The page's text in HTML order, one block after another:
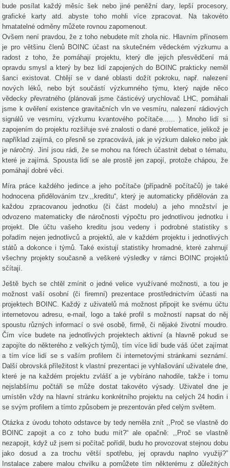
bude posílat každý měsíc šek nebo jiné peněžní dary, lepší procesory,
grafické karty atd. abyste toho mohli více zpracovat. Na takovéto
hmatatelné odměny můžete rovnou zapomenout.
Ovšem není pravdou, že z toho nebudete mít zhola nic. Hlavním přínosem
je pro většinu členů BOINC účast na skutečném vědeckém výzkumu a
radost z toho, že pomáhají projektu, který dle jejich přesvědčení má
opravdu smysl a který by bez lidí zapojených do BOINC prakticky neměl
šanci existovat. Chtějí se v dané oblasti dožít pokroku, např. nalezení
nových léků, nebo být součástí výzkumného týmu, který najde něco
vědecky převratného (plánovali jsme částicévý urychlovač LHC, pomáhali
jsme k ověření existence gravitačních vln ve vesmíru, nalezení rádiových
signálů ve vesmíru, výzkumu kvantového počítače...... ). Mnoho lidí si
zapojením do projektu rozšiřuje své znalosti o dané problematice, jelikož je
například zajímá, co přesně se zpracovává, jak je výzkum daleko nebo jak
je náročný. Jiní jsou rádi, že se mohou na fórech účastnit debat o tématu,
které je zajímá. Spousta lidí se ale prostě jen zapojí, protože chápou, že
pomáhají dobré věci.
Míra práce každého jedince a jeho počítače (případně počítačů) je také
hodnocena přidělováním tzv.,,kreditu“, který je automaticky přidělován za
každou zpracovanou jednotku (či část modelu) a jeho množství je
odvozeno matematicky dle náročnosti výpočtu pro jednotlivou jednotku i
projekt. Dle účtu vašeho kreditu jsou vedeny i podrobné statistiky s
pořadím nejen jednotlivců a projektů, ale v každém projektu i jednotlivých
států a dokonce i týmů. Také existují statistiky hromadné, které zahrnují
všechny projekty současně a veškeré výsledky v rámci BOINC projektů
sčítají.
Ještě bych se chtěl zmínit o jedné velice využívané možnosti, a tou je
možnost vaší osobní (či firemní) prezentace prostřednictvím účasti na
projektech BOINC. Každý z uživatelů má možnost připojit ke svému účtu
internetovou adresu, e-mail, logo a také profil s možností napsat do něj
spoustu různých informací o své osobě, firmě, či nějaké životní moudro.
Čím více budete na jednotlivých projektech aktivní (a hlavně pokud se
zapojíte do některého z velkých týmů), tím více lidí bude váš účet zajímat
a tím více lidí se s vaším profilem či internetovými stránkami seznámí.
Další obrovská příležitost k vlastní prezentaci je vyhlašování uživatele dne,
které je na každém projektu zvlášť a je vybíráno nahodile, takže i tomu
nejslabšímu počtáři se může dostat takovéto výsady. Uživatel dne je
umístěn vždy na hlavní stránku konkrétního projektu na celých 24 hodin i
se svým profilem a tímto způsobem je prezentován před celým světem.
Otázka z úvodu tohoto odstavce by tedy neměla znít ,,Proč se vlastně do
BOINC zapojit a co z toho budu mít?“ ale opačně: ,,Proč se vlastně
nezapojit, když už jsem si počítač pořídil, budu ho provozovat stejnou dobu
jako dosud a za trochu větší spotřebu, jej opravdu naplno využiji?”
Instalace zabere malou chvilku a pomůžete tím některému z důležitých